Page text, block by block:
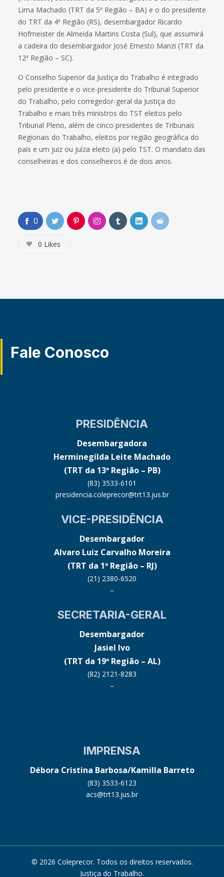
Lima Machado (TRT da 5ª Região – BA) e o do presidente
do TRT da 4ª Região (RS), desembargador Ricardo
Hofmeister de Almeida Martins Costa (Sul), que assumirá
a cadeira do desembargador José Ernesto Manzi (TRT da
12ª Região – SC).
O Conselho Superior da Justiça do Trabalho é integrado
pelo presidente e o vice-presidente do Tribunal Superior
do Trabalho, pelo corregedor-geral da Justiça do
Trabalho e mais três ministros do TST eleitos pelo
Tribunal Pleno, além de cinco presidentes de Tribunais
Regionais do Trabalho, eleitos por região geográfica do
país e um juiz ou juíza eleito (a) pelo TST. O mandato das
conselheiras e dos conselheiros é de dois anos.
0
0 Likes
Fale Conosco
PRESIDÊNCIA
Desembargadora
Herminegilda Leite Machado
(TRT da 13ª Região – PB)
(83) 3533-6101
presidencia.coleprecor@trt13.jus.br
VICE-PRESIDÊNCIA
Desembargador
Alvaro Luiz Carvalho Moreira
(TRT da 1ª Região – RJ)
(21) 2380-6520
–
SECRETARIA-GERAL
Desembargador
Jasiel Ivo
(TRT da 19ª Região – AL)
(82) 2121-8283
–
IMPRENSA
Débora Cristina Barbosa/Kamilla Barreto
(83) 3533-6123
acs@trt13.jus.br
© 2026 Coleprecor. Todos os direitos reservados.
Justiça do Trabalho.